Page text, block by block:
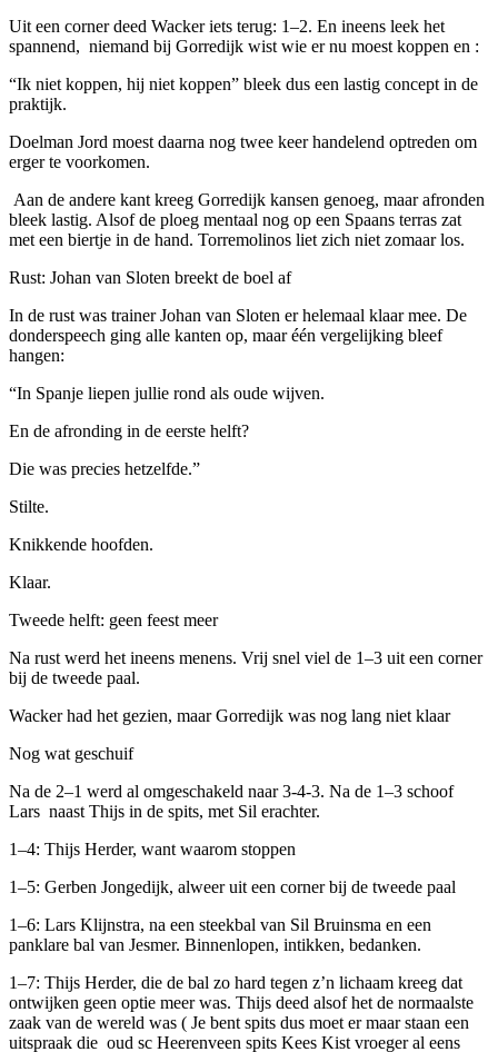
Uit een corner deed Wacker iets terug: 1–2. En ineens leek het
spannend, niemand bij Gorredijk wist wie er nu moest koppen en :
“Ik niet koppen, hij niet koppen” bleek dus een lastig concept in de
praktijk.
Doelman Jord moest daarna nog twee keer handelend optreden om
erger te voorkomen.
Aan de andere kant kreeg Gorredijk kansen genoeg, maar afronden
bleek lastig. Alsof de ploeg mentaal nog op een Spaans terras zat
met een biertje in de hand. Torremolinos liet zich niet zomaar los.
Rust: Johan van Sloten breekt de boel af
In de rust was trainer Johan van Sloten er helemaal klaar mee. De
donderspeech ging alle kanten op, maar één vergelijking bleef
hangen:
“In Spanje liepen jullie rond als oude wijven.
En de afronding in de eerste helft?
Die was precies hetzelfde.”
Stilte.
Knikkende hoofden.
Klaar.
Tweede helft: geen feest meer
Na rust werd het ineens menens. Vrij snel viel de 1–3 uit een corner
bij de tweede paal.
Wacker had het gezien, maar Gorredijk was nog lang niet klaar
Nog wat geschuif
Na de 2–1 werd al omgeschakeld naar 3-4-3. Na de 1–3 schoof
Lars naast Thijs in de spits, met Sil erachter.
1–4: Thijs Herder, want waarom stoppen
1–5: Gerben Jongedijk, alweer uit een corner bij de tweede paal
1–6: Lars Klijnstra, na een steekbal van Sil Bruinsma en een
panklare bal van Jesmer. Binnenlopen, intikken, bedanken.
1–7: Thijs Herder, die de bal zo hard tegen z’n lichaam kreeg dat
ontwijken geen optie meer was. Thijs deed alsof het de normaalste
zaak van de wereld was ( Je bent spits dus moet er maar staan een
uitspraak die oud sc Heerenveen spits Kees Kist vroeger al eens